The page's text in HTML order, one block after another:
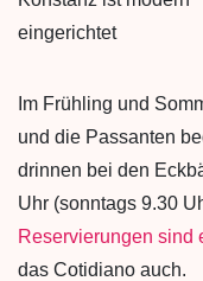
Im Frühling und
und die Passanten
drinnen bei den
Uhr (sonntags 9.30
Reservierungen sind
das Cotidiano auch.